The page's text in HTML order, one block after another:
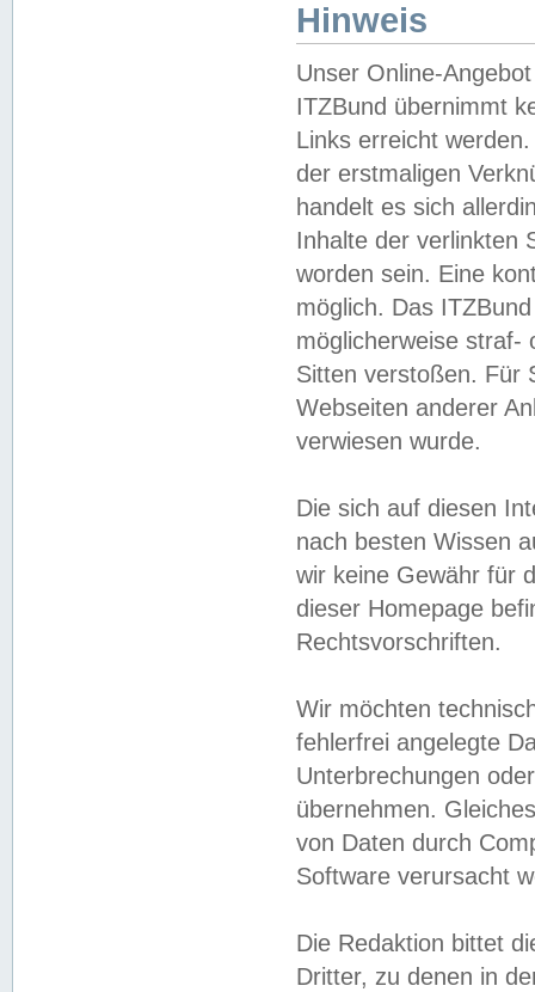
Hinweis
Unser Online-
ITZBund übernimmt
Links erreicht
der erstmaligen
handelt es sich
Inhalte der verlinkten
worden sein. Eine
möglich. Das
möglicherweise straf-
Sitten verstoßen. Für
Webseiten anderer
verwiesen wurde.
Die sich auf diesen
nach besten Wissen
wir keine Gewähr für
dieser Homepage
Rechtsvorschriften.
Wir möchten
fehlerfrei angelegte
Unterbrechungen
übernehmen.
von Daten durch
Software verursacht
Die Redaktion bittet
Dritter, zu denen in